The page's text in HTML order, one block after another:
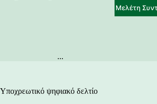
...
Μελέτη
Υποχρεωτικό ψηφιακό δελτίο